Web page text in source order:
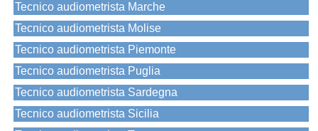
Tecnico audiometrista Marche
Tecnico audiometrista Molise
Tecnico audiometrista Piemonte
Tecnico audiometrista Puglia
Tecnico audiometrista Sardegna
Tecnico audiometrista Sicilia